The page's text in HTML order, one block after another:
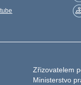
Zřizovatelem
Ministerstvo